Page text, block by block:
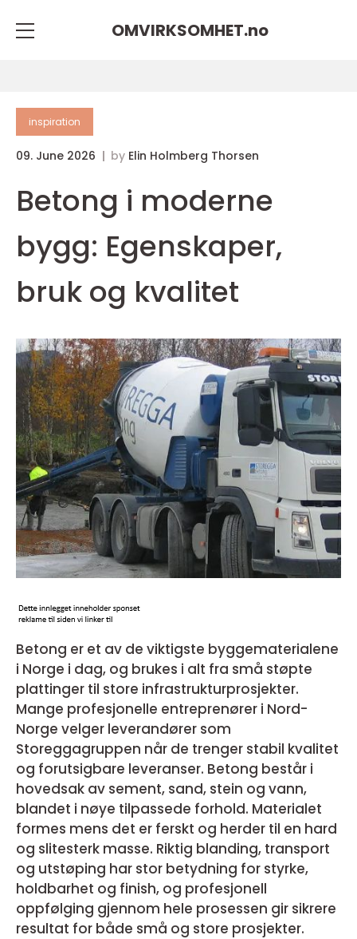
OMVIRKSOMHET.no
inspiration
09. June 2026 by Elin Holmberg Thorsen
Betong i moderne
bygg: Egenskaper,
bruk og kvalitet
Betong er et av de viktigste byggematerialene
i Norge i dag, og brukes i alt fra små støpte
plattinger til store infrastrukturprosjekter.
Mange profesjonelle entreprenører i Nord-
Norge velger leverandører som
Storeggagruppen når de trenger stabil kvalitet
og forutsigbare leveranser. Betong består i
hovedsak av sement, sand, stein og vann,
blandet i nøye tilpassede forhold. Materialet
formes mens det er ferskt og herder til en hard
og slitesterk masse. Riktig blanding, transport
og utstøping har stor betydning for styrke,
holdbarhet og finish, og profesjonell
oppfølging gjennom hele prosessen gir sikrere
resultat for både små og store prosjekter.